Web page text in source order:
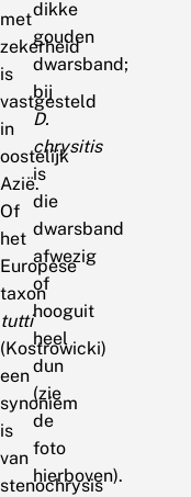
met
zekerheid
is
vastgesteld
in
oostelijk
Azië.
Of
het
Europese
taxon
tutti
(Kostrowicki)
een
synoniem
is
van
stenochrysis
dikke
gouden
dwarsband;
bij
D.
chrysitis
is
die
dwarsband
afwezig
of
hooguit
heel
dun
(zie
de
foto
hierboven).